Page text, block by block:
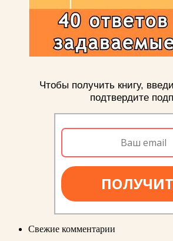
Чтобы получить книгу,
подтвердите
Свежие комментарии